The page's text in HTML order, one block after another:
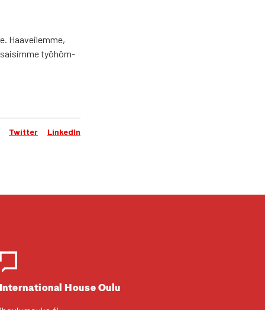
Haa­vei­lem­me,
työ­höm­
Twitter LinkedIn
House Oulu